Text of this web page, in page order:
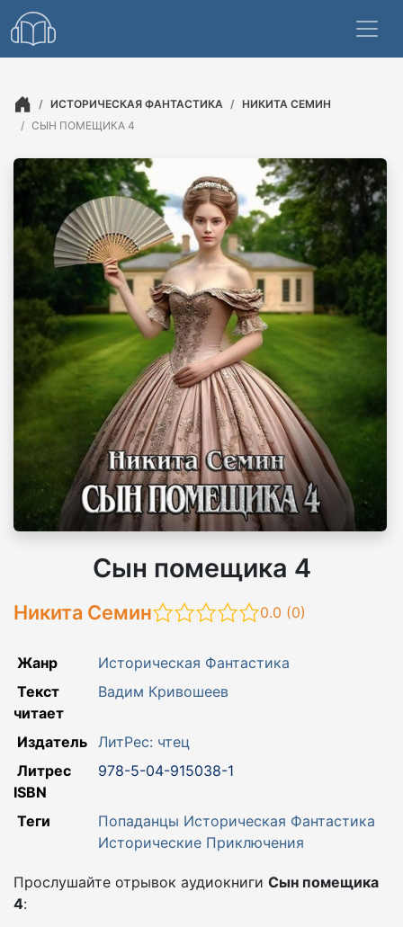
ИСТОРИЧЕСКАЯ ФАНТАСТИКА
НИКИТА СЕМИН
СЫН ПОМЕЩИКА 4
Сын помещика 4
Никита Семин 0.0 (0)
Жанр
Историческая Фантастика
Текст
читает
Вадим Кривошеев
Издатель ЛитРес: чтец
Литрес
ISBN
978-5-04-915038-1
Теги Попаданцы Историческая Фантастика
Исторические Приключения
Прослушайте отрывок аудиокниги Сын помещика
4: